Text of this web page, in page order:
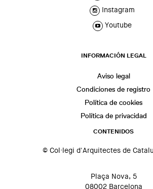
Instagram
Youtube
INFORMACIÓN LEGAL
Aviso legal
Condiciones de registro
Política de cookies
Política de privacidad
CONTENIDOS
© Col·legi d'Arquitectes de
Plaça Nova, 5
08002 Barcelona